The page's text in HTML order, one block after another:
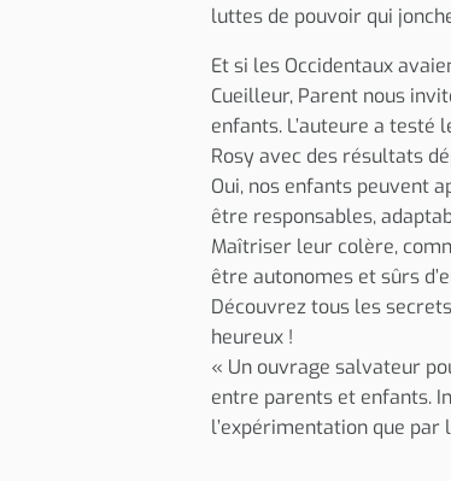
luttes de pouvoir qui
Et si les Occidentaux
Cueilleur, Parent nous
enfants. L’auteure a
Rosy avec des résultats
Oui, nos enfants peuvent
être responsables,
Maîtriser leur colère,
être autonomes et sûrs
Découvrez tous les
heureux !
« Un ouvrage salvateur
entre parents et enfants.
l’expérimentation que par